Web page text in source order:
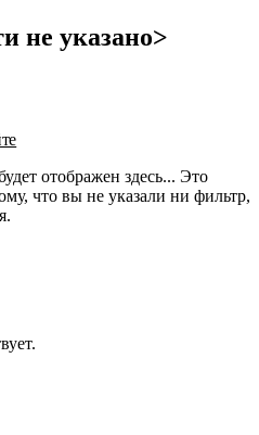
не указано>
отображен здесь... Это
что вы не указали ни фильтр,